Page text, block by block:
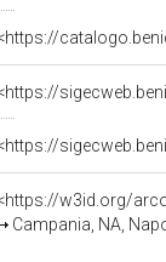
w3id.org/
Campania, NA,